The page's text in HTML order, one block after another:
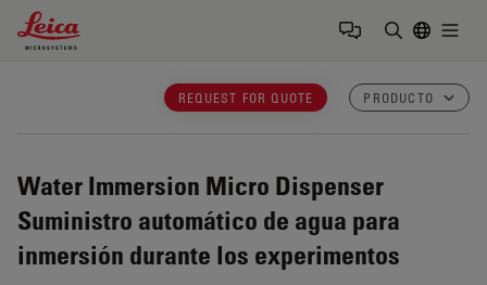
Leica Microsystems Logo
REQUEST FOR QUOTE PRODUCTO
Water Immersion Micro Dispenser
Suministro automático de agua para
inmersión durante los experimentos